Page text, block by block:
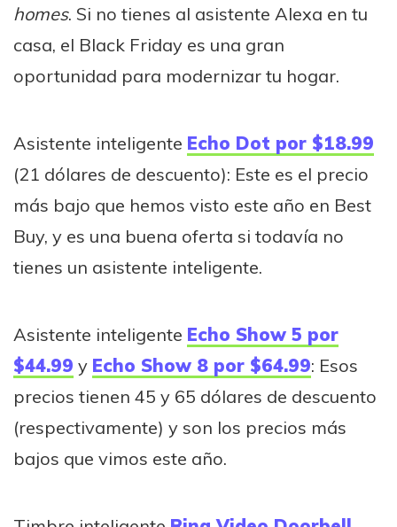
homes. Si no tienes al asistente Alexa en tu
casa, el Black Friday es una gran
oportunidad para modernizar tu hogar.
Asistente inteligente Echo Dot por $18.99
(21 dólares de descuento): Este es el precio
más bajo que hemos visto este año en Best
Buy, y es una buena oferta si todavía no
tienes un asistente inteligente.
Asistente inteligente Echo Show 5 por
$44.99 y Echo Show 8 por $64.99: Esos
precios tienen 45 y 65 dólares de descuento
(respectivamente) y son los precios más
bajos que vimos este año.